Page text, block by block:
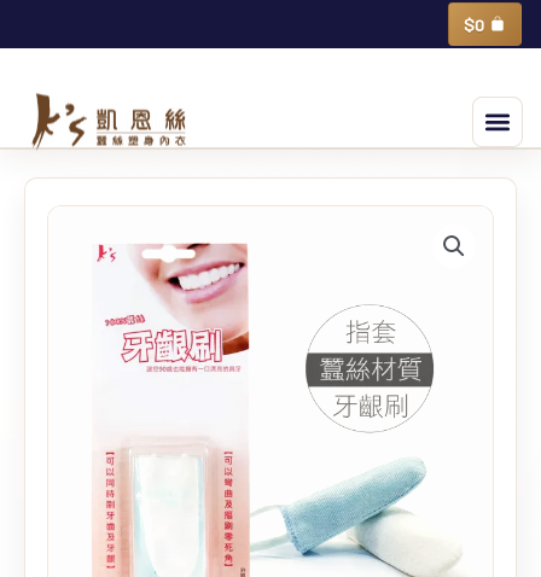
至
內
$0
物
籃
選
單
quantity